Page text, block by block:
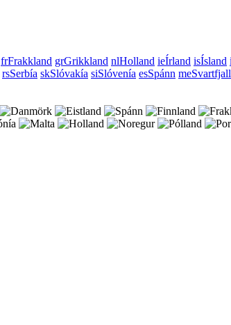
frFrakkland grGrikkland nlHolland ieÍrland isÍsland
rsSerbía skSlóvakía siSlóvenía esSpánn me